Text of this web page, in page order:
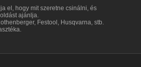
el, hogy mit szeretne csinálni, és
ajánlja.
Festool, Husqvarna, stb.